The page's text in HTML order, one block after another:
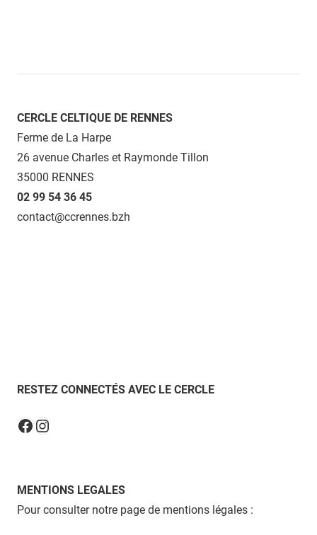
CERCLE CELTIQUE DE RENNES
Ferme de La Harpe
26 avenue Charles et Raymonde Tillon
35000 RENNES
02 99 54 36 45
contact@ccrennes.bzh
RESTEZ CONNECTÉS AVEC LE CERCLE
Facebook
Instagram
MENTIONS LEGALES
Pour consulter notre page de mentions légales :